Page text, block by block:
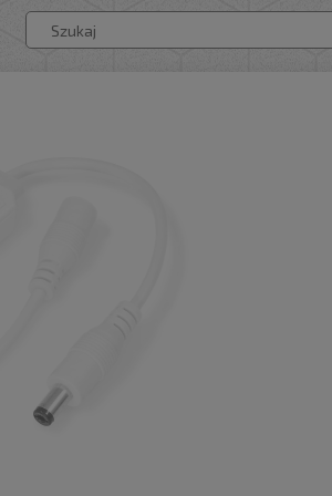
24V) /Jednokanałowe /Strefowe: